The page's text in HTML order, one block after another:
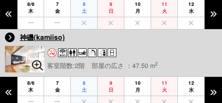
8/6
木
7
金
8
土
9
日
10
月
11
火
12
水
神磯(kamiiso)
客室階数:2階 部屋の広さ ：47.50 m2
8/6
木
7
金
8
土
9
日
10
月
11
火
12
水